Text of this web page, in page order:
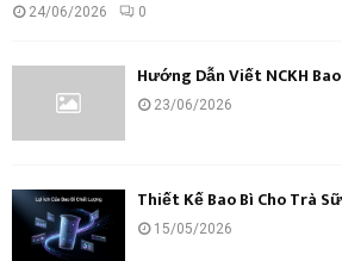
24/06/2026 0
Hướng Dẫn Viết NCKH
23/06/2026
Thiết Kế Bao Bì Cho Trà
15/05/2026